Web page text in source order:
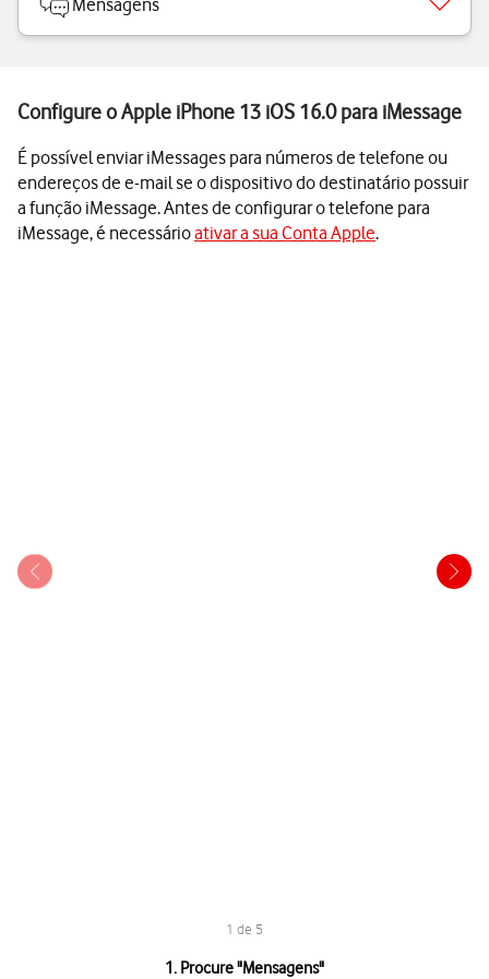
Mensagens
Configure o Apple iPhone 13 iOS 16.0 para iMessage
É possível enviar iMessages para números de telefone ou
endereços de e-mail se o dispositivo do destinatário possuir
a função iMessage. Antes de configurar o telefone para
iMessage, é necessárioativar a sua Conta Apple.
1 de 5
1. Procure "Mensagens"